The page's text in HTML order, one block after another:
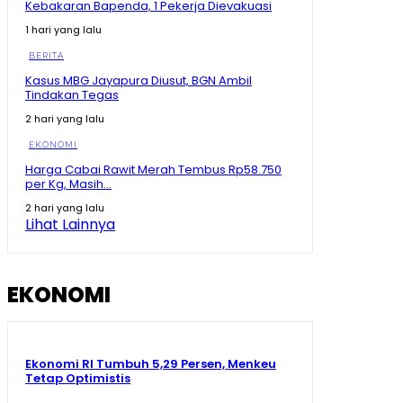
Mentan Amran Langsung Telepon Bulog
Mengapa Mentan Amran Sampai Bayari Kos
Mahasiswa 2 Tahun? Awalnya Cuma Dengar Curhat
Soal Beras
08:54
Kenapa Prabowo Sampai Kumpulkan Buku Pelajaran
02:15
Kebakaran Bapenda, 1 Pekerja Dievakuasi
1 hari yang lalu
BERITA
Kasus MBG Jayapura Diusut, BGN Ambil
Tindakan Tegas
2 hari yang lalu
EKONOMI
Harga Cabai Rawit Merah Tembus Rp58.750
per Kg, Masih...
2 hari yang lalu
Lihat Lainnya
EKONOMI
Ekonomi RI Tumbuh 5,29 Persen, Menkeu
Tetap Optimistis